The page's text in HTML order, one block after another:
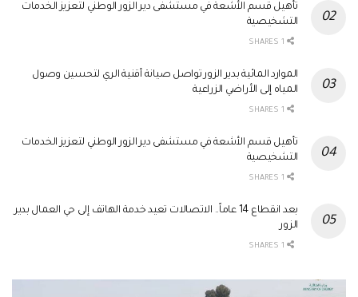
تأهيل قسم الأشعة في مستشفى دير الزور الوطني لتعزيز الخدمات
التشخيصية
الموارد المائية بدير الزور تواصل صيانة أقنية الري لتحسين وصول
المياه إلى الأراضي الزراعية
تأهيل قسم الأشعة في مستشفى دير الزور الوطني لتعزيز الخدمات
التشخيصية
بعد انقطاع 14 عاماً.. الاتصالات تعيد خدمة الهاتف إلى حي العمال بدير
الزور